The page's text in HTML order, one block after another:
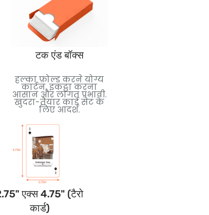
टक एंड बॉक्स
हल्का फ़ोल्ड करने योग्य
कार्टन, इकट्ठा करना
आसान और लागत प्रभावी.
खुदरा-तैयार कार्ड सेट के
लिए आदर्श.
एक्स 4.75" (टैरो
कार्ड)